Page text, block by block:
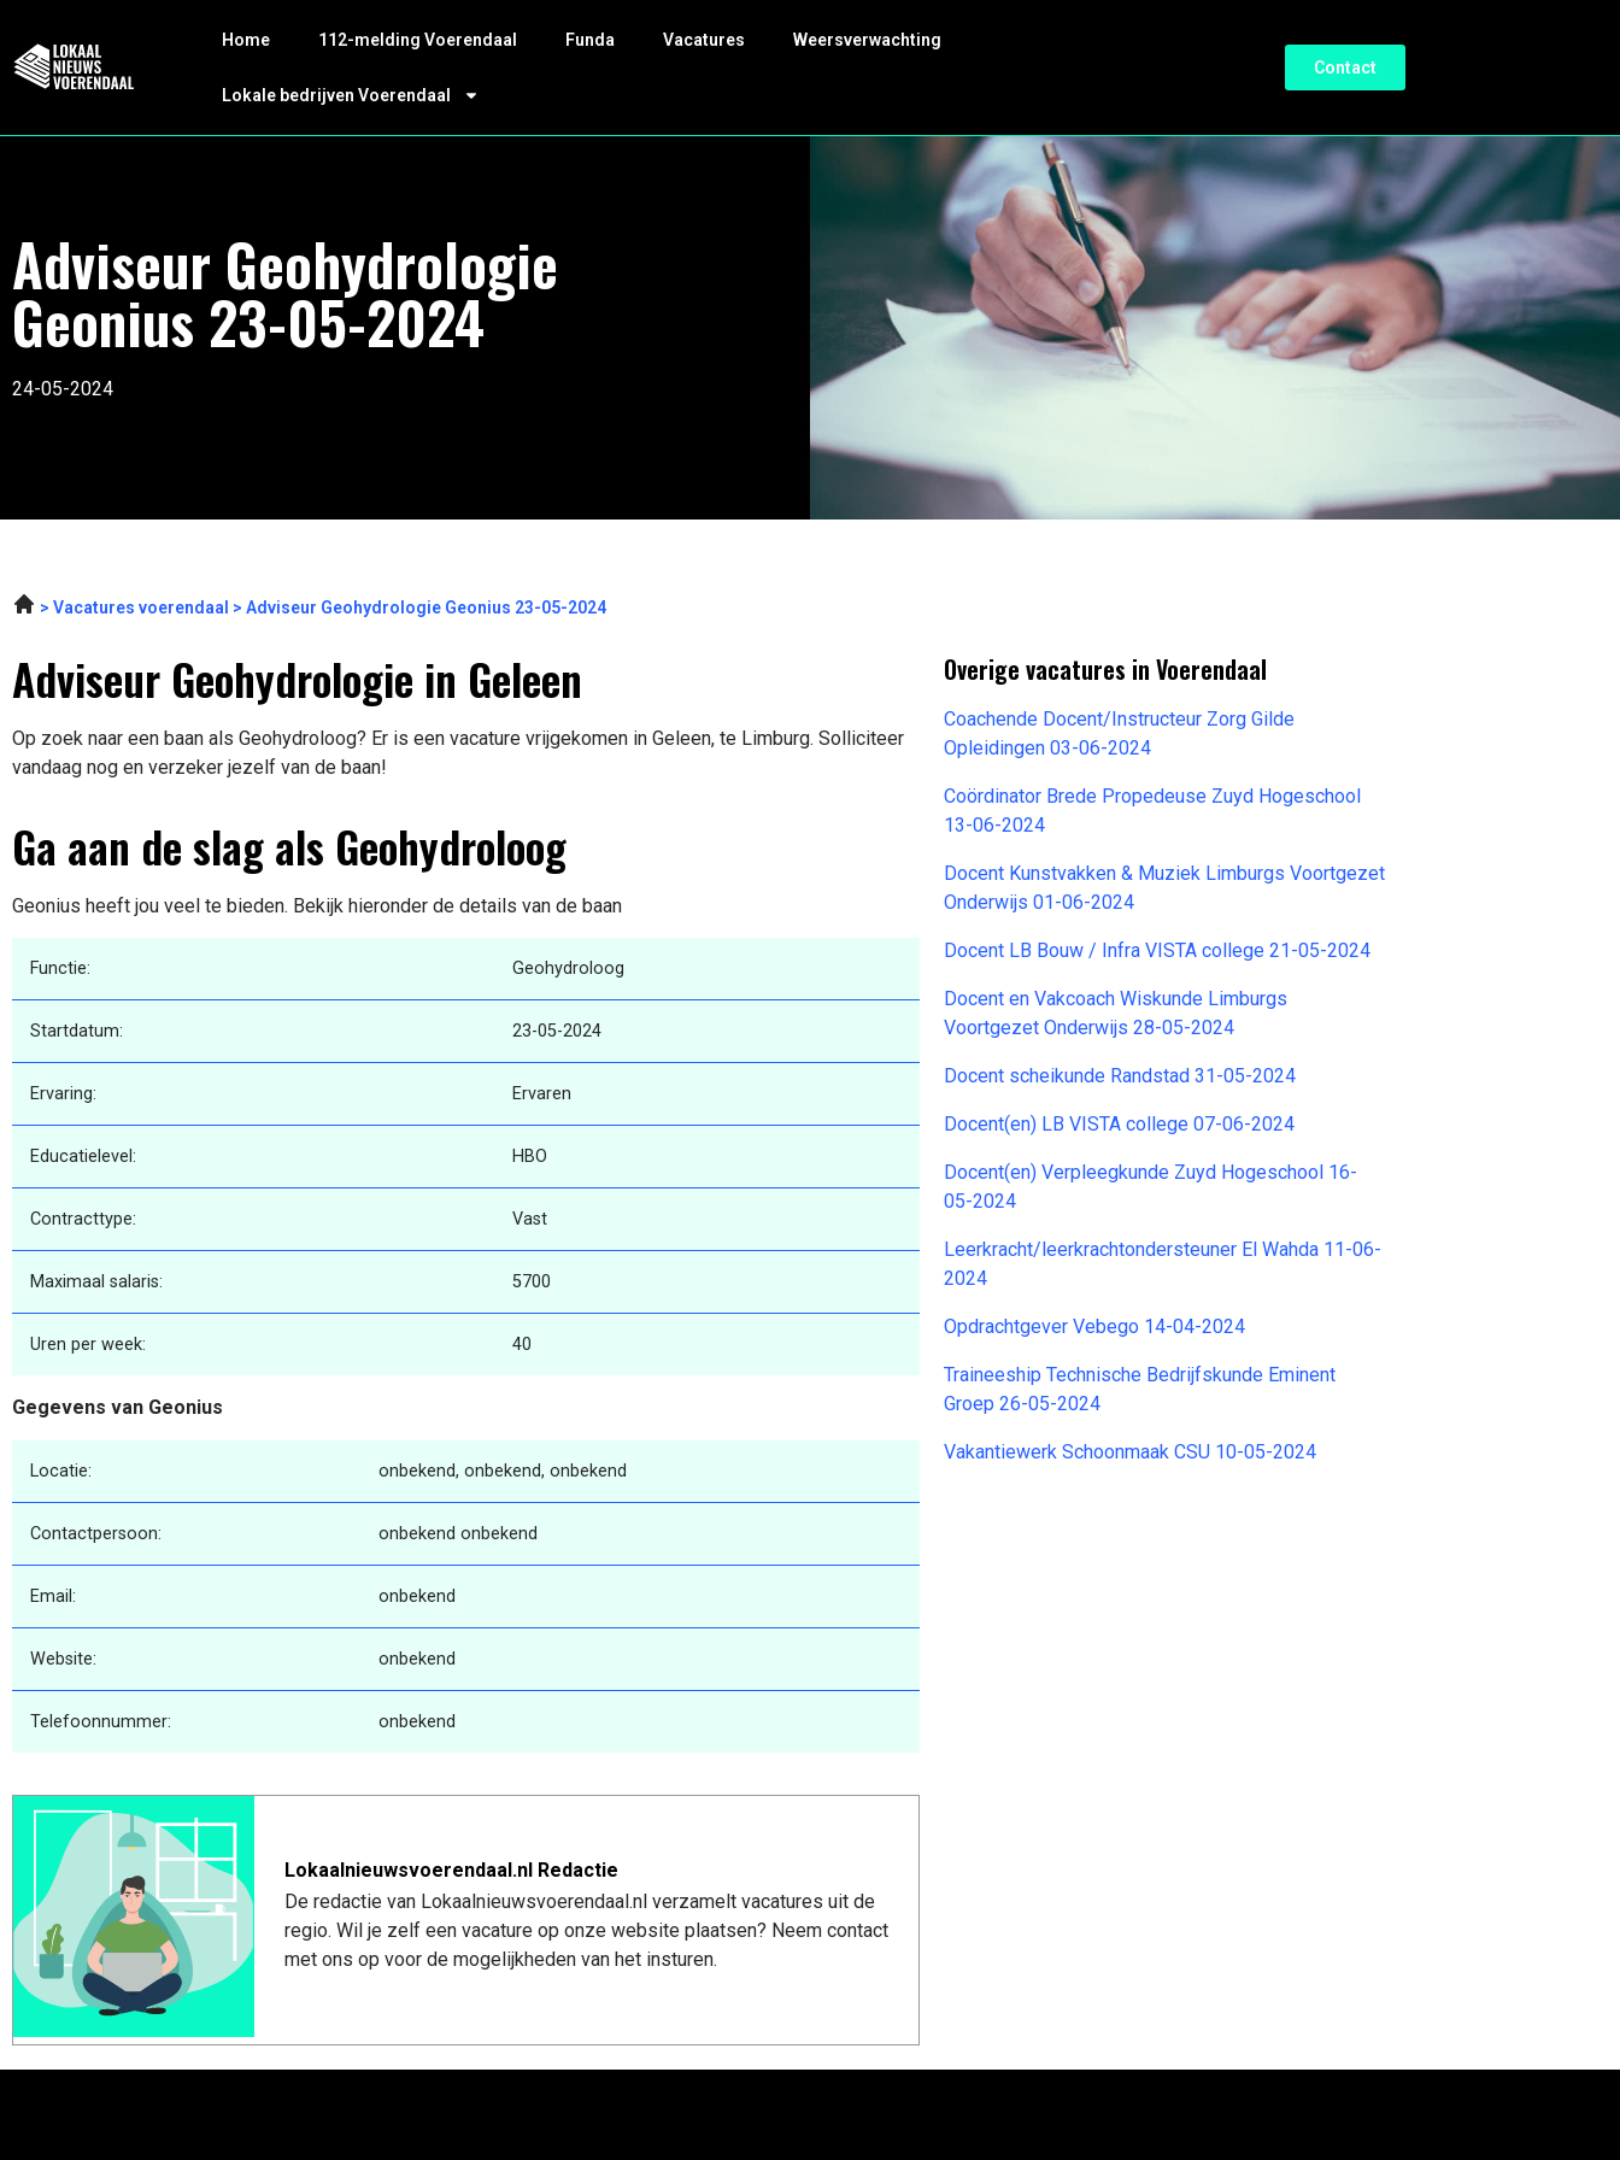
Home 112-melding Voerendaal Funda Vacatures Weersverwachting
Lokale bedrijven Voerendaal
Contact
Adviseur Geohydrologie
Geonius 23-05-2024
24-05-2024
Vacatures voerendaal Adviseur Geohydrologie Geonius 23-05-2024
Adviseur Geohydrologie in Geleen
Op zoek naar een baan als Geohydroloog? Er is een vacature vrijgekomen in Geleen, te Limburg. Solliciteer
vandaag nog en verzeker jezelf van de baan!
Ga aan de slag als Geohydroloog
Geonius heeft jou veel te bieden. Bekijk hieronder de details van de baan
Functie: Geohydroloog
Startdatum: 23-05-2024
Ervaring: Ervaren
Educatielevel: HBO
Contracttype: Vast
Maximaal salaris: 5700
Uren per week: 40
Gegevens van Geonius
Locatie: onbekend, onbekend, onbekend
Contactpersoon: onbekend onbekend
Email: onbekend
Website: onbekend
Telefoonnummer: onbekend
Lokaalnieuwsvoerendaal.nl Redactie
De redactie van Lokaalnieuwsvoerendaal.nl verzamelt vacatures uit de
regio. Wil je zelf een vacature op onze website plaatsen? Neem contact
met ons op voor de mogelijkheden van het insturen.
Overige vacatures in Voerendaal
Coachende Docent/Instructeur Zorg Gilde
Opleidingen 03-06-2024
Coördinator Brede Propedeuse Zuyd Hogeschool
13-06-2024
Docent Kunstvakken & Muziek Limburgs Voortgezet
Onderwijs 01-06-2024
Docent LB Bouw / Infra VISTA college 21-05-2024
Docent en Vakcoach Wiskunde Limburgs
Voortgezet Onderwijs 28-05-2024
Docent scheikunde Randstad 31-05-2024
Docent(en) LB VISTA college 07-06-2024
Docent(en) Verpleegkunde Zuyd Hogeschool 16-
05-2024
Leerkracht/leerkrachtondersteuner El Wahda 11-06-
2024
Opdrachtgever Vebego 14-04-2024
Traineeship Technische Bedrijfskunde Eminent
Groep 26-05-2024
Vakantiewerk Schoonmaak CSU 10-05-2024